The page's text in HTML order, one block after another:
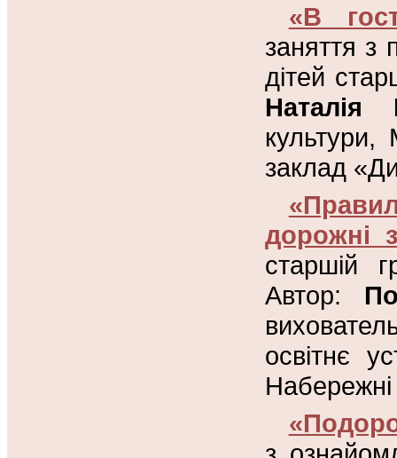
«В
заняття з
дітей
Наталія
культури,
заклад
дорожні
старшій
Автор:
освітнє